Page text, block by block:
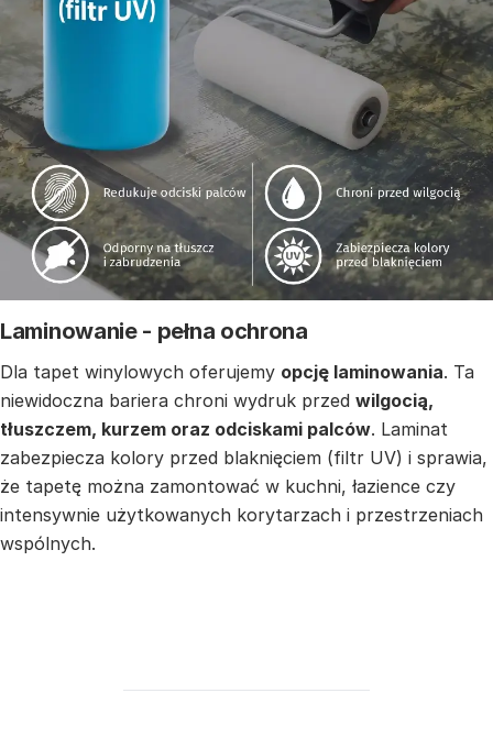
Laminowanie - pełna ochrona
Dla tapet winylowych oferujemy opcję laminowania. Ta
niewidoczna bariera chroni wydruk przed wilgocią,
tłuszczem, kurzem oraz odciskami palców. Laminat
zabezpiecza kolory przed blaknięciem (filtr UV) i sprawia,
że tapetę można zamontować w kuchni, łazience czy
intensywnie użytkowanych korytarzach i przestrzeniach
wspólnych.